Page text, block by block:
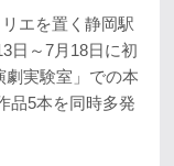
エを置く静岡駅
日～7月18日に初
劇実験室」での本
品5本を同時多発